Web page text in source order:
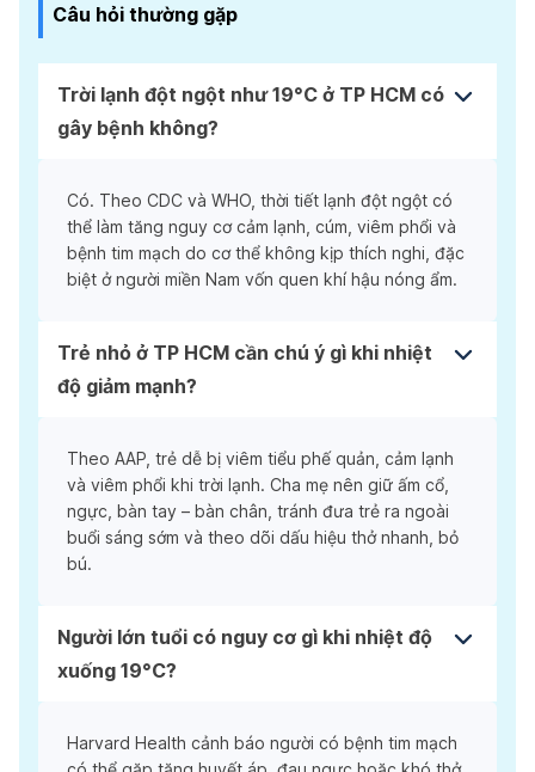
Câu hỏi thường gặp
Trời lạnh đột ngột như 19°C ở TP HCM có
gây bệnh không?
Có. Theo CDC và WHO, thời tiết lạnh đột ngột có
thể làm tăng nguy cơ cảm lạnh, cúm, viêm phổi và
bệnh tim mạch do cơ thể không kịp thích nghi, đặc
biệt ở người miền Nam vốn quen khí hậu nóng ẩm.
Trẻ nhỏ ở TP HCM cần chú ý gì khi nhiệt
độ giảm mạnh?
Theo AAP, trẻ dễ bị viêm tiểu phế quản, cảm lạnh
và viêm phổi khi trời lạnh. Cha mẹ nên giữ ấm cổ,
ngực, bàn tay – bàn chân, tránh đưa trẻ ra ngoài
buổi sáng sớm và theo dõi dấu hiệu thở nhanh, bỏ
bú.
Người lớn tuổi có nguy cơ gì khi nhiệt độ
xuống 19°C?
Harvard Health cảnh báo người có bệnh tim mạch